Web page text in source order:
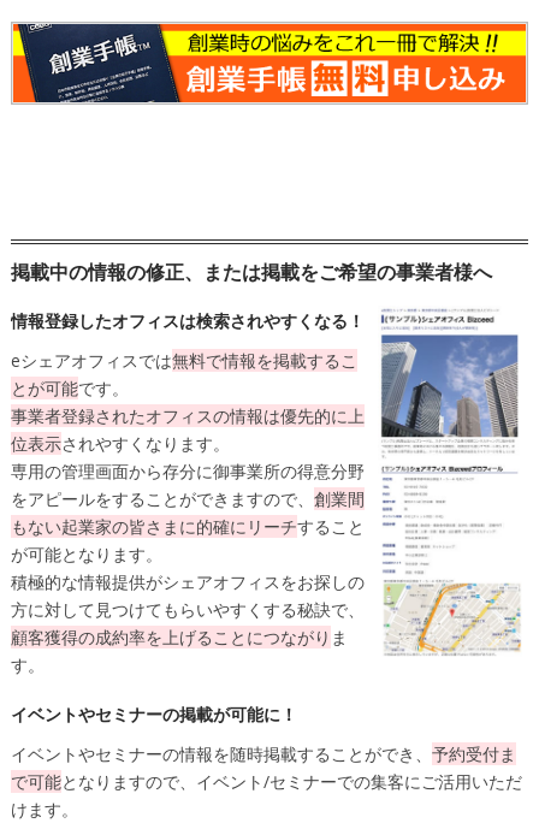
掲載中の情報の修正、または掲載をご希望の事業者様へ
情報登録したオフィスは検索されやすくなる！
eシェアオフィスでは無料で情報を掲載するこ
とが可能です。
事業者登録されたオフィスの情報は優先的に上
位表示されやすくなります。
専用の管理画面から存分に御事業所の得意分野
をアピールをすることができますので、 創業間
もない起業家の皆さまに的確にリーチすること
が可能となります。
積極的な情報提供がシェアオフィスをお探しの
方に対して見つけてもらいやすくする秘訣で、
顧客獲得の成約率を上げることにつながり ま
す。
イベントやセミナーの掲載が可能に！
イベントやセミナーの情報を随時掲載することができ、 予約受付ま
で可能となりますので、イベント/セミナーでの集客にご活用いただ
けます。